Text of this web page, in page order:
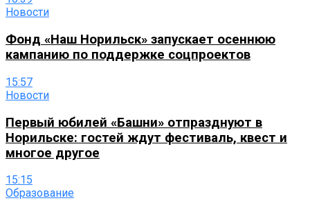
Новости
Фонд «Наш Норильск» запускает осеннюю
кампанию по поддержке соцпроектов
15:57
Новости
Первый юбилей «Башни» отпразднуют в
Норильске: гостей ждут фестиваль, квест и
многое другое
15:15
Образование